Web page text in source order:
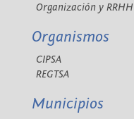
Organización y RRHH
Organismos
CIPSA
REGTSA
Municipios